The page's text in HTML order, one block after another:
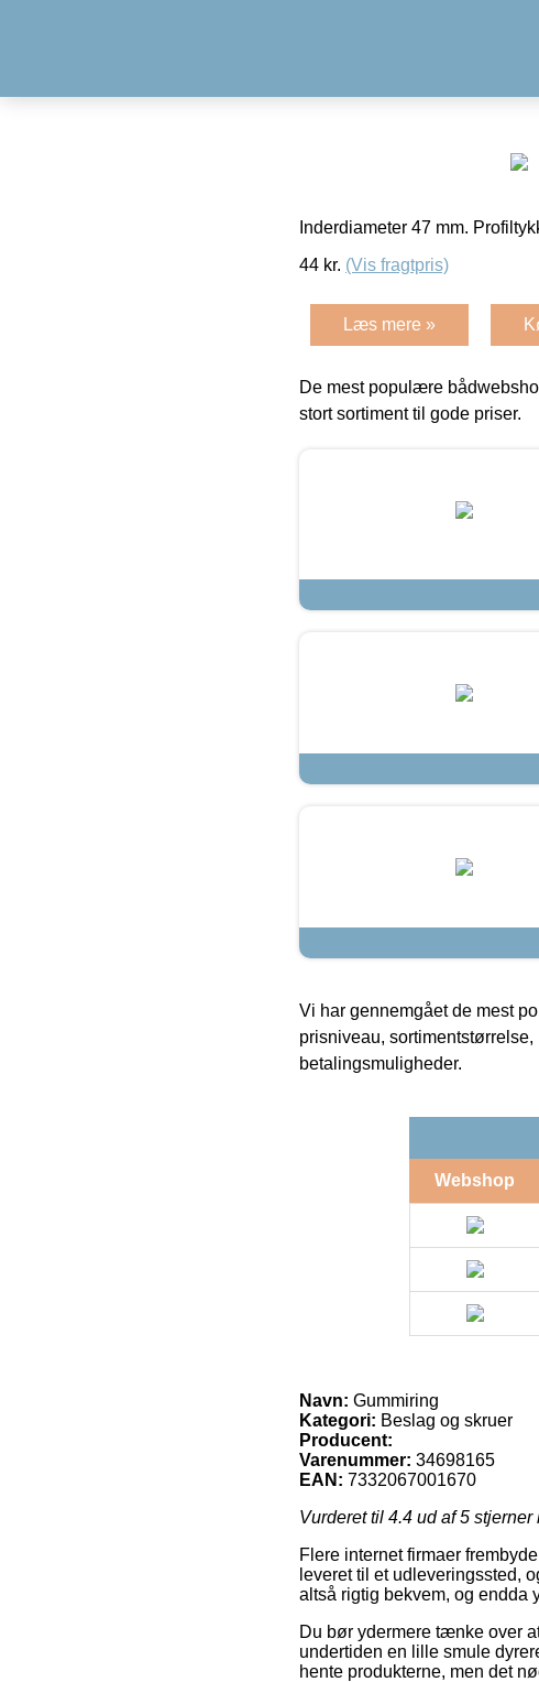
Inderdiameter 47 mm.
44 kr. (Vis fragtpris)
Læs mere »
De mest populære
stort sortiment til gode priser.
Vi har gennemgået de mest
prisniveau,
betalingsmuligheder.
Webshop
Navn: Gummiring
Kategori: Beslag og skruer
Producent:
Varenummer: 34698165
EAN: 7332067001670
Vurderet til 4.4 ud af 5 stjerner
Flere internet firmaer
leveret til et udleveringssted,
altså rigtig bekvem, og endda
Du bør ydermere tænke over
undertiden en lille smule
hente produkterne, men det